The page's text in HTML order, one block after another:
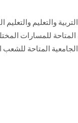
والتعليم والتعليم
المتاحة للمسارات
المتاحة للشعب